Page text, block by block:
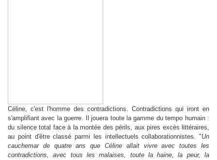
Céline, c'est l'homme des contradictions. Contradictions qui iront en
s'amplifiant avec la guerre. Il jouera toute la gamme du tempo humain :
du silence total face à la montée des périls, aux pires excès littéraires,
au point d'être classé parmi les intellectuels collaborationnistes. "Un
cauchemar de quatre ans que Céline allait vivre avec toutes les
contradictions, avec tous les malaises, toute la haine, la peur, la